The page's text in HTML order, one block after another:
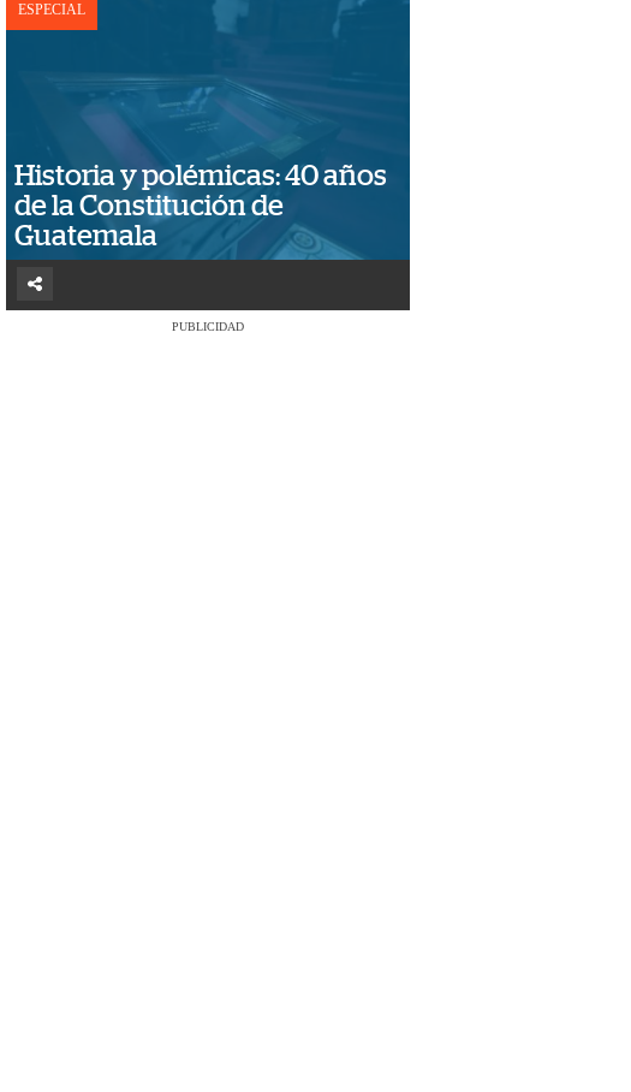
ESPECIAL
Historia y polémicas: 40 años
de la Constitución de
Guatemala
PUBLICIDAD